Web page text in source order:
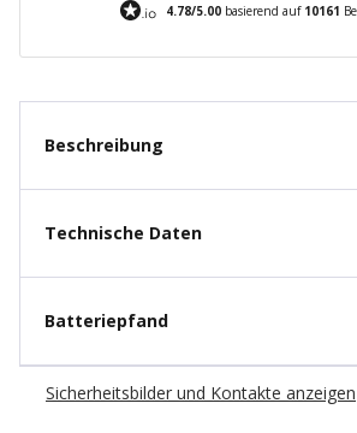
4.78/5.00basierend auf 10161
Beschreibung
Technische Daten
Batteriepfand
Sicherheitsbilder und Kontakte anzeigen